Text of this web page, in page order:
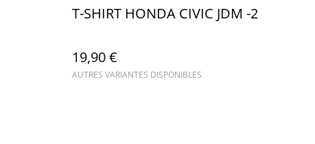
T-SHIRT HONDA CIVIC JDM -2
19,90 €
AUTRES VARIANTES DISPONIBLES